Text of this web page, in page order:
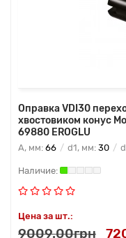
Оправка VDI30
хвостовиком конус
69880 EROGLU
A, мм: 66 d1, мм: 30
Цена за шт.:
9009.00грн